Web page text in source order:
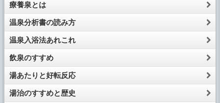
療養泉とは
温泉分析書の読み方
温泉入浴法あれこれ
飲泉のすすめ
湯あたりと好転反応
湯治のすすめと歴史